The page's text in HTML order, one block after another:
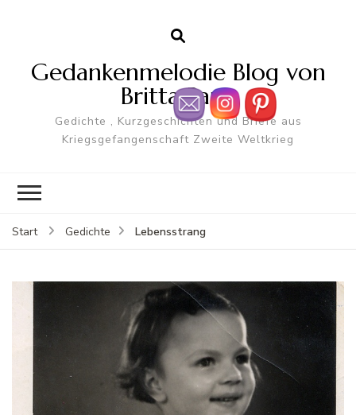
Gedankenmelodie Blog von
Britta Pape
Gedichte , Kurzgeschichten und Briefe aus
Kriegsgefangenschaft Zweite Weltkrieg
Start Gedichte Lebensstrang